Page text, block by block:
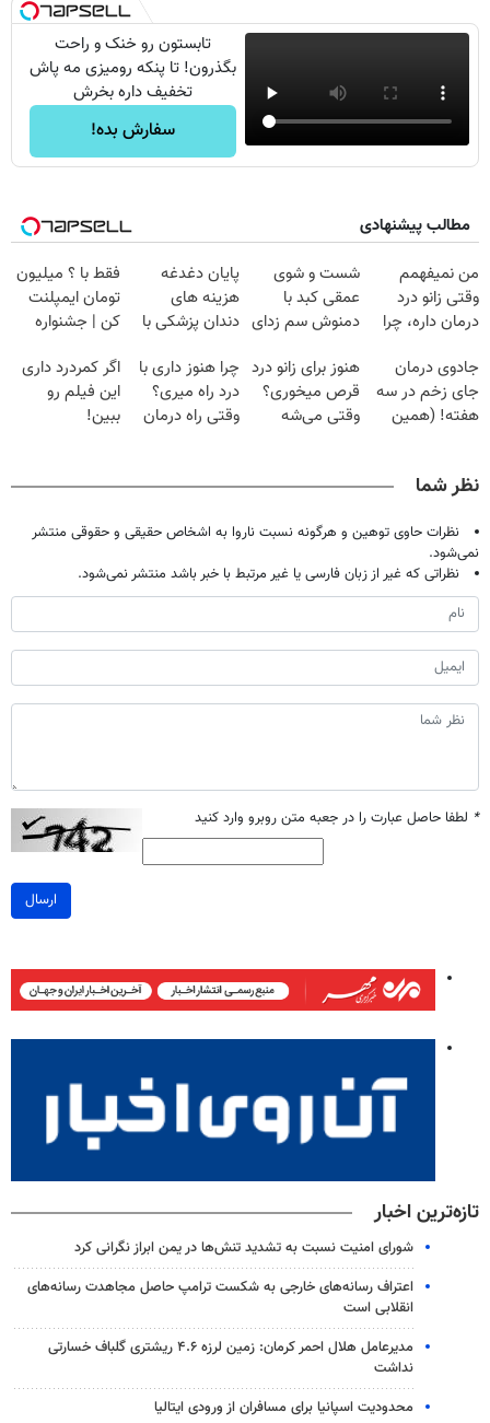
تابستون رو خنک و راحت
بگذرون! تا پنکه رومیزی مه پاش
تخفیف داره بخرش
سفارش بده!
مطالب پیشنهادی
من نمیفهمم
وقتی زانو درد
درمان داره، چرا
تحمل میکنی؟❗
شست و شوی
عمقی کبد با
دمنوش سم زدای
پایان دغدغه
هزینه های
دندان پزشکی با
خانگی
فقط با ؟ میلیون
تومان ایمپلنت
کن | جشنواره
جادوی درمان
جای زخم در سه
هفته! (همین
هنوز برای زانو درد
قرص میخوری؟
وقتی می‌شه
چرا هنوز داری با
درد راه میری؟
وقتی راه درمان
اگر کمردرد داری
این فیلم رو
ببین!
نظر شما
نظرات حاوی توهین و هرگونه نسبت ناروا به اشخاص حقیقی و حقوقی منتشر
نمی‌شود.
نظراتی که غیر از زبان فارسی یا غیر مرتبط با خبر باشد منتشر نمی‌شود.
* لطفا حاصل عبارت را در جعبه متن روبرو وارد کنید
ارسال
تازه‌ترین اخبار
شورای امنیت نسبت به تشدید تنش‌ها در یمن ابراز نگرانی کرد
اعتراف رسانه‌های خارجی به شکست ترامپ حاصل مجاهدت رسانه‌های
انقلابی است
مدیرعامل هلال احمر کرمان: زمین لرزه ۴.۶ ریشتری گلباف خسارتی
نداشت
محدودیت اسپانیا برای مسافران از ورودی ایتالیا